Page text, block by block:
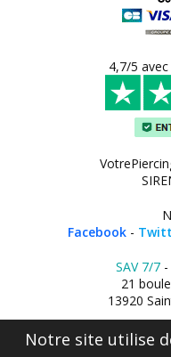
4,7/5
Facebook -
SAV 7/7-
21
13920
Notre site utilise